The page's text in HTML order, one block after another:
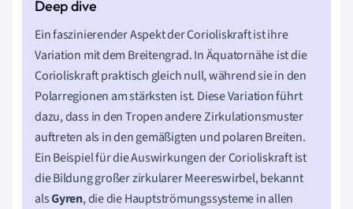
Ein faszinierender Aspekt der Corioliskraft ist ihre
Variation mit dem Breitengrad. In Äquatornähe ist die
Corioliskraft praktisch gleich null, während sie in den
Polarregionen am stärksten ist. Diese Variation führt
dazu, dass in den Tropen andere Zirkulationsmuster
auftreten als in den gemäßigten und polaren Breiten.
Ein Beispiel für die Auswirkungen der Corioliskraft ist
die Bildung großer zirkularer Meereswirbel, bekannt
alsGyren, die die Hauptströmungssysteme in allen